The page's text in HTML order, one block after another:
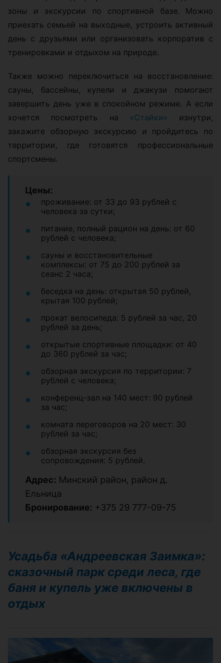
зоны и экскурсии по спортивной базе. Можно
приехать семьей на выходные, устроить активный
день с друзьями или организовать корпоратив с
тренировками и отдыхом на природе.
Также можно переключиться на восстановление:
сауны, бассейны, купели и джакузи помогают
завершить день уже в спокойном режиме. А если
хочется посмотреть на «Стайки» изнутри,
закажите обзорную экскурсию и пройдитесь по
территории, где готовятся профессиональные
спортсмены.
Цены:
проживание: от 33 до 93 рублей с
человека за сутки;
питание, полный рацион на день: от 60
рублей с человека;
сауны и восстановительные
комплексы: от 75 до 200 рублей за
сеанс 2 часа;
беседка на день: открытая 50 рублей,
крытая 100 рублей;
прокат велосипеда: 5 рублей за час, 20
рублей за день;
открытые спортивные площадки: от 40
до 360 рублей за час;
обзорная экскурсия по территории: 7
рублей с человека;
конференц-зал на 140 мест: 90 рублей
за час;
комната переговоров на 20 мест: 30
рублей за час;
обзорная экскурсия без
сопровождения: 5 рублей.
Адрес: Минский район, район д.
Ельница
Бронирование: +375 29 777-09-75
Усадьба «Андреевская Заимка»:
сказочный парк среди леса, где
баня и купель уже включены в
отдых